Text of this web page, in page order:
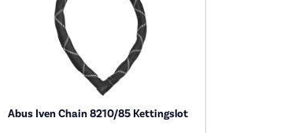
Abus Iven Chain 8210/85 Kettingslot